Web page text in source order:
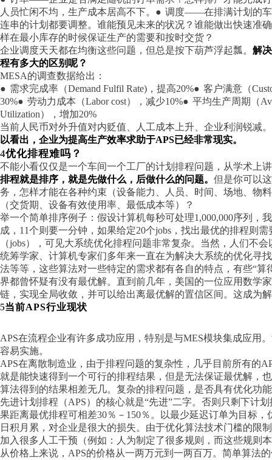
人员忙闲不均，生产成本居高不下。 ● 调度——在排满计划的车
连串的计划都要调整。谁能预见未来的状况？谁能做出快速准
样在最小库存的时候保证生产的需要和按时交货？
企业调度天天都在均衡这些问题，但总是按下葫芦浮起瓢。 解
程有多大的区别呢？
MESA的调查数据给出：
● 需求完成率（Demand Fulfil Rate)，提高20%● 客户满意（
30%● 劳动力成本（Labor cost），减少10%● 平均生产周期（
Utilization），增加20%
当前人民币对外升值对内贬值、人工成本上升、企业利润锐减。
以看出，企业为提高生产效率求助于APS已经非常现实。
4优化排程难吗？
不能小看仅仅是一个车间一个工厂的计划排程问题，从学术上
排程就是排序，就是先做什么，后做什么的问题。 但是你可以
务，怎样才能在各种约束（设备能力、人员、时间、场地、物
（交货期、设备有效使用率、最低成本等）？
举一个简单排序例子：假设计算机每秒可处理1,000,000序列，
成，11个则要一分钟，如果给定20个jobs，找出最优的排程则
（jobs），可见大系统优化排程问题非常复杂。当然，人们不
统筹学家、计算机专家们多年来一直在为解决大系统的优化寻
法等等，这些算法对一些特定的需求都有各自的特点，有些“算
界都曾怀疑有没有最优解。直到前几年，美国的一位应用数学
链，实现全局收敛，并可以给出离最优解的置信区间。这成为
5当前APS行业现状
APS在流程企业有许多成功应用，特别是与MES模块集成应用
容易实施。
APS在离散制造业，由于排程问题的复杂性，几乎目前所有的
就是能快速得到一个可行的排程结果，但是无法保证最优解，
算法得到的结果相差无几。复杂的排程问题，是否具有优化功
先进计划排程（APS）的核心就是“先进”二字。否则只剩下计
果距离最优排程可相差30％－150％。以最少延迟订单为目标
日积月累，对企业是很大的损失。由于优化算法技术门槛的限
加入很多人工干预（例如：人为制定了很多规则，而这些规则
从价格上来说， APS的价格从一两万元到一两百万。简单算法